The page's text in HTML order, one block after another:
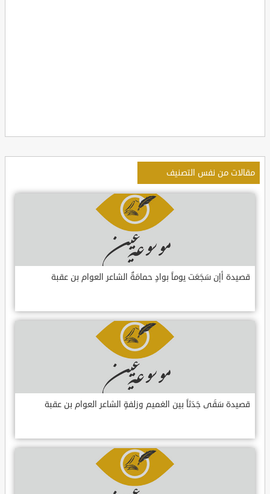
مقالات من نفس التصنيف
قصيدة أإن سَجَعَت يوماً بوادٍ حمامَةٌ الشاعر العوام بن عقبة
قصيدة سَقَى جَدَثاً بين الغميم وزلفةٍ الشاعر العوام بن عقبة